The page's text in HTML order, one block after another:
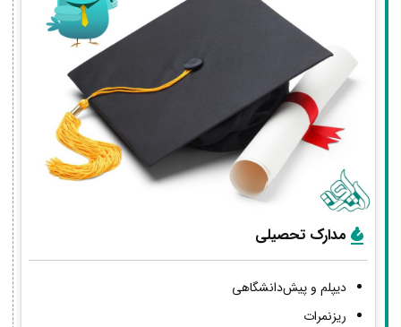
مدارک تحصیلی
دیپلم و پیش‌دانشگاهی
ریزنمرات